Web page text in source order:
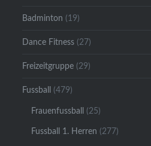
Badminton (19)
Dance Fitness (27)
Freizeitgruppe (29)
Fussball (479)
Frauenfussball (25)
Fussball 1. Herren (277)